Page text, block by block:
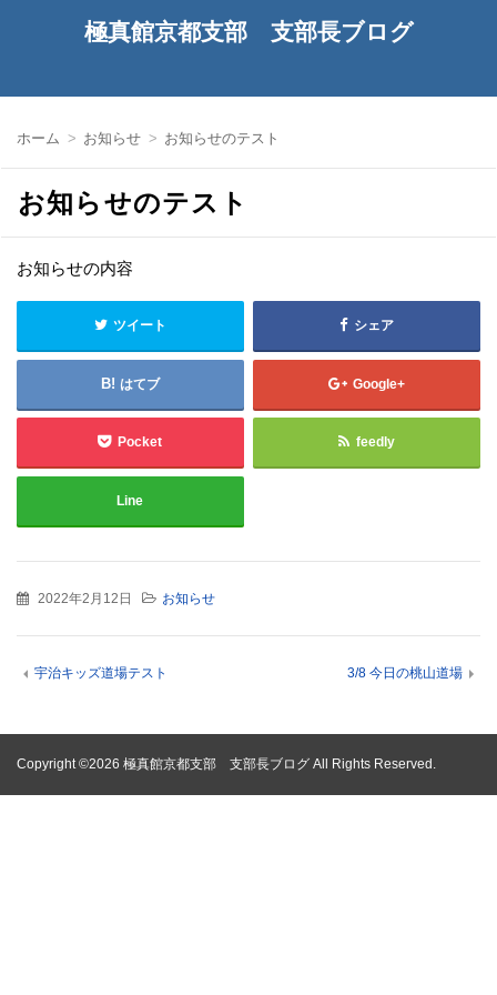
極真館京都支部 支部長ブログ
ホーム お知らせ お知らせのテスト
お知らせのテスト
お知らせの内容
ツイート シェア
はてブ Google+
Pocket feedly
Line
2022年2月12日 お知らせ
宇治キッズ道場テスト 3/8 今日の桃山道場
Copyright ©2026 極真館京都支部 支部長ブログ All Rights Reserved.